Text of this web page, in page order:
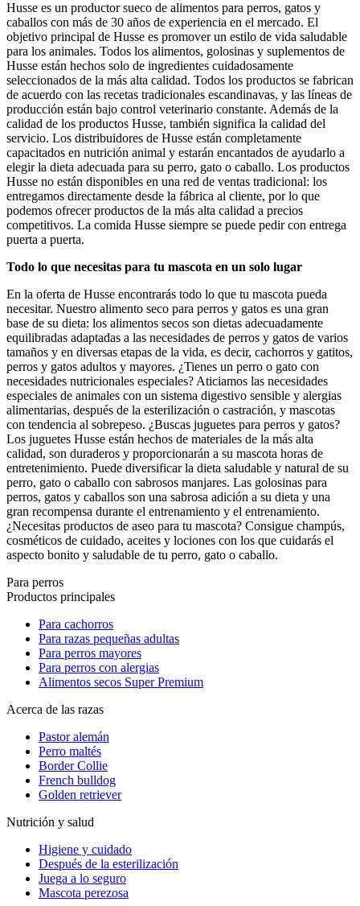
Husse es un productor sueco de alimentos para perros, gatos y
caballos con más de 30 años de experiencia en el mercado. El
objetivo principal de Husse es promover un estilo de vida saludable
para los animales. Todos los alimentos, golosinas y suplementos de
Husse están hechos solo de ingredientes cuidadosamente
seleccionados de la más alta calidad. Todos los productos se fabrican
de acuerdo con las recetas tradicionales escandinavas, y las líneas de
producción están bajo control veterinario constante. Además de la
calidad de los productos Husse, también significa la calidad del
servicio. Los distribuidores de Husse están completamente
capacitados en nutrición animal y estarán encantados de ayudarlo a
elegir la dieta adecuada para su perro, gato o caballo. Los productos
Husse no están disponibles en una red de ventas tradicional: los
entregamos directamente desde la fábrica al cliente, por lo que
podemos ofrecer productos de la más alta calidad a precios
competitivos. La comida Husse siempre se puede pedir con entrega
puerta a puerta.
Todo lo que necesitas para tu mascota en un solo lugar
En la oferta de Husse encontrarás todo lo que tu mascota pueda
necesitar. Nuestro alimento seco para perros y gatos es una gran
base de su dieta: los alimentos secos son dietas adecuadamente
equilibradas adaptadas a las necesidades de perros y gatos de varios
tamaños y en diversas etapas de la vida, es decir, cachorros y gatitos,
perros y gatos adultos y mayores. ¿Tienes un perro o gato con
necesidades nutricionales especiales? Aticiamos las necesidades
especiales de animales con un sistema digestivo sensible y alergias
alimentarias, después de la esterilización o castración, y mascotas
con tendencia al sobrepeso. ¿Buscas juguetes para perros y gatos?
Los juguetes Husse están hechos de materiales de la más alta
calidad, son duraderos y proporcionarán a su mascota horas de
entretenimiento. Puede diversificar la dieta saludable y natural de su
perro, gato o caballo con sabrosos manjares. Las golosinas para
perros, gatos y caballos son una sabrosa adición a su dieta y una
gran recompensa durante el entrenamiento y el entrenamiento.
¿Necesitas productos de aseo para tu mascota? Consigue champús,
cosméticos de cuidado, aceites y lociones con los que cuidarás el
aspecto bonito y saludable de tu perro, gato o caballo.
Para perros
Productos principales
Para cachorros
Para razas pequeñas adultas
Para perros mayores
Para perros con alergias
Alimentos secos Super Premium
Acerca de las razas
Pastor alemán
Perro maltés
Border Collie
French bulldog
Golden retriever
Nutrición y salud
Higiene y cuidado
Después de la esterilización
Juega a lo seguro
Mascota perezosa